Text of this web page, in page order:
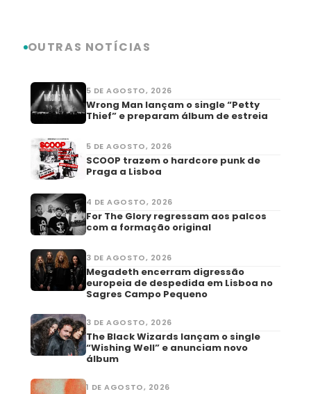
OUTRAS NOTÍCIAS
5 DE AGOSTO, 2026
Wrong Man lançam o single “Petty
Thief” e preparam álbum de estreia
5 DE AGOSTO, 2026
SCOOP trazem o hardcore punk de
Praga a Lisboa
4 DE AGOSTO, 2026
For The Glory regressam aos palcos
com a formação original
3 DE AGOSTO, 2026
Megadeth encerram digressão
europeia de despedida em Lisboa no
Sagres Campo Pequeno
3 DE AGOSTO, 2026
The Black Wizards lançam o single
“Wishing Well” e anunciam novo
álbum
1 DE AGOSTO, 2026